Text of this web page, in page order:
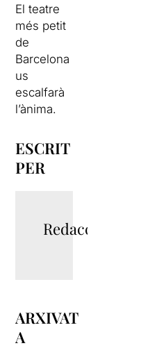
El teatre
més petit
de
Barcelona
us
escalfarà
l’ànima.
ESCRIT
PER
Redacció
ARXIVAT
A